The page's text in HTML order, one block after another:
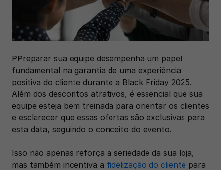
PPreparar sua equipe desempenha um papel
fundamental na garantia de uma experiência
positiva do cliente durante a Black Friday 2025.
Além dos descontos atrativos, é essencial que sua
equipe esteja bem treinada para orientar os clientes
e esclarecer que essas ofertas são exclusivas para
esta data, seguindo o conceito do evento.
Isso não apenas reforça a seriedade da sua loja,
mas também incentiva a fidelização do cliente para